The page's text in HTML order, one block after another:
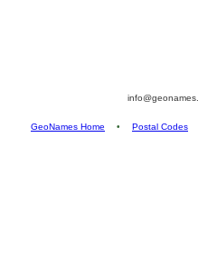
GeoNames Home • Postal Codes